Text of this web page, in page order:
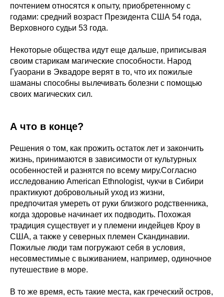
почтением относятся к опыту, приобретенному с
годами: средний возраст Президента США 54 года,
Верховного судьи 53 года.
Некоторые общества идут еще дальше, приписывая
своим старикам магические способности. Народ
Гуаорани в Эквадоре верят в то, что их пожилые
шаманы способны вылечивать болезни с помощью
своих магических сил.
А что в конце?
Решения о том, как прожить остаток лет и закончить
жизнь, принимаются в зависимости от культурных
особенностей и разнятся по всему миру.Согласно
исследованию American Ethnologist, чукчи в Сибири
практикуют добровольный уход из жизни,
предпочитая умереть от руки близкого родственника,
когда здоровье начинает их подводить. Похожая
традиция существует и у племени индейцев Кроу в
США, а также у северных племен Скандинавии.
Пожилые люди там погружают себя в условия,
несовместимые с выживанием, например, одиночное
путешествие в море.
В то же время, есть такие места, как греческий остров,